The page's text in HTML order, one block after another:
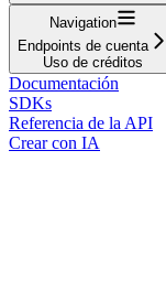
Navigation
Endpoints de cuenta
Uso de créditos
Documentación
SDKs
Referencia de la API
Crear con IA